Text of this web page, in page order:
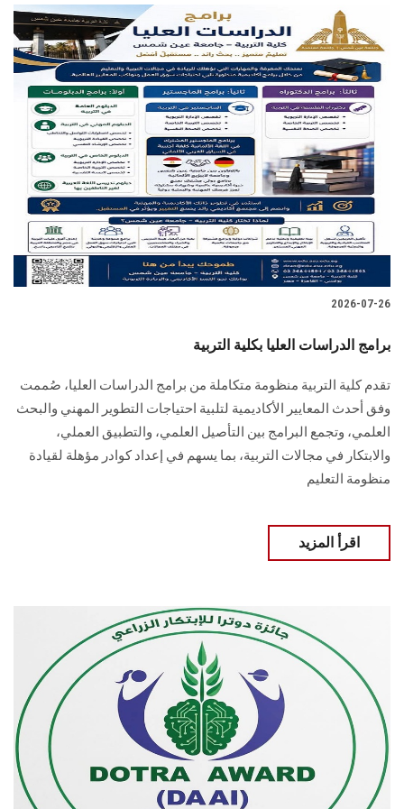
2026-07-26
برامج الدراسات العليا بكلية التربية
تقدم كلية التربية منظومة متكاملة من برامج الدراسات العليا، صُممت
وفق أحدث المعايير الأكاديمية لتلبية احتياجات التطوير المهني والبحث
العلمي، وتجمع البرامج بين التأصيل العلمي، والتطبيق العملي،
والابتكار في مجالات التربية، بما يسهم في إعداد كوادر مؤهلة لقيادة
منظومة التعليم
اقرأ المزيد